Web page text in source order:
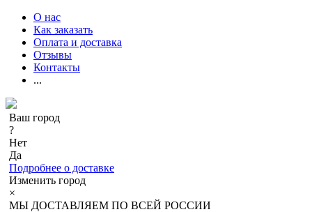
О нас
Как заказать
Оплата и доставка
Отзывы
Контакты
...
Ваш город
?
Нет
Да
Подробнее о доставке
Изменить город
×
МЫ ДОСТАВЛЯЕМ ПО ВСЕЙ РОССИИ